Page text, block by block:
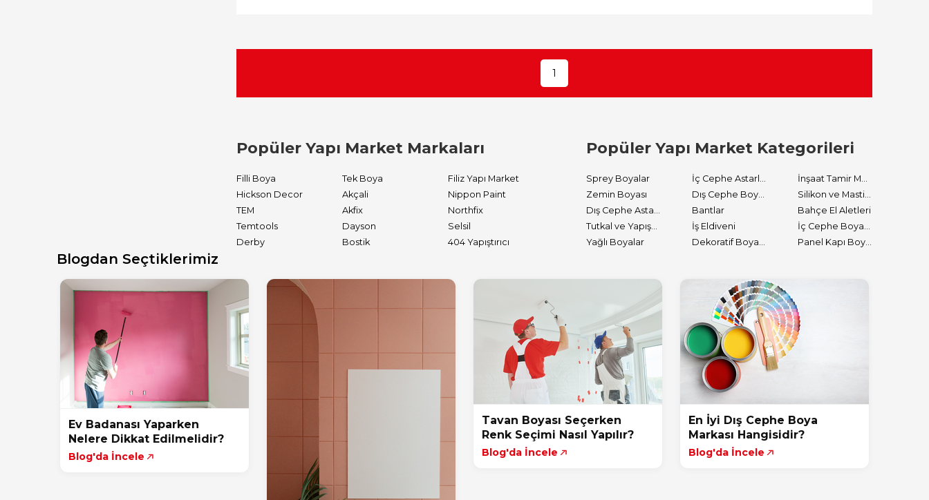
1
Popüler Yapı Market Markaları
Filli Boya Tek Boya
Filiz Yapı Market
Hickson Decor
Akçali
Nippon Paint
TEM
Akfix
Northfix
Temtools
Dayson
Selsil
Derby
Bostik 404 Yapıştırıcı
Popüler Yapı Market Kategorileri
Sprey Boyalar
Zemin Boyası
Bantlar
Bahçe El Aletleri
İş Eldiveni
Yağlı Boyalar
Blogdan Seçtiklerimiz
Ev Badanası Yaparken
Nelere Dikkat Edilmelidir?
Blog'da İncele
Tavan Boyası Seçerken
Renk Seçimi Nasıl Yapılır?
Blog'da İncele
En İyi Dış Cephe Boya
Markası Hangisidir?
Blog'da İncele